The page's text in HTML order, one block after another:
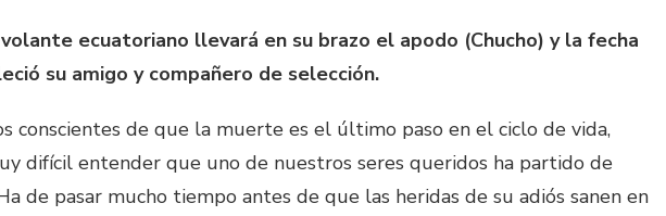
ecuatoriano llevará en su brazo el apodo (Chucho) y la fecha
su amigo y compañero de selección.
conscientes de que la muerte es el último paso en el ciclo de vida,
difícil entender que uno de nuestros seres queridos ha partido de
de pasar mucho tiempo antes de que las heridas de su adiós sanen en